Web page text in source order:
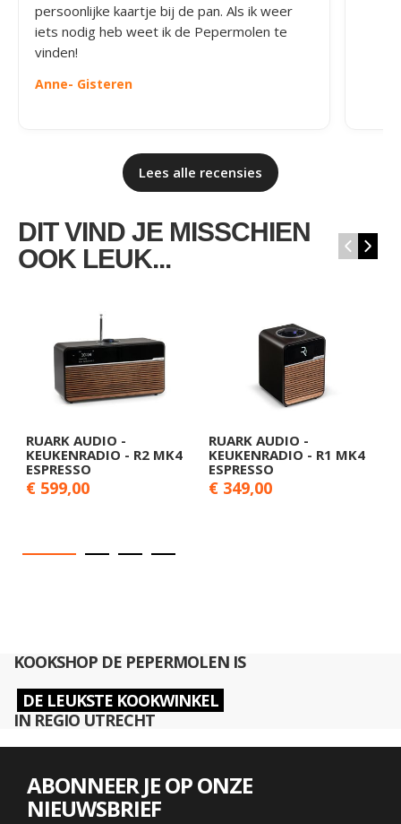
persoonlijke kaartje bij de pan. Als ik weer
iets nodig heb weet ik de Pepermolen te
vinden!
Anne- Gisteren
Lees alle recensies
DIT VIND JE MISSCHIEN
OOK LEUK...
‹ ›
RUARK AUDIO -
KEUKENRADIO - R2 MK4
ESPRESSO
€ 599,00
RUARK AUDIO -
KEUKENRADIO - R1 MK4
ESPRESSO
€ 349,00
KOOKSHOP DE PEPERMOLEN IS
DE LEUKSTE KOOKWINKEL
IN REGIO UTRECHT
ABONNEER JE OP ONZE
NIEUWSBRIEF